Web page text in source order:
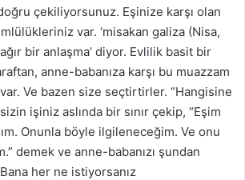
çekiliyorsunuz. Eşinize karşı olan
var. ‘misakan galiza (Nisa,
bir anlaşma’ diyor. Evlilik basit bir
anne-babanıza karşı bu muazzam
Ve bazen size seçtirtirler. “Hangisine
işiniz aslında bir sınır çekip, “Eşim
Onunla böyle ilgileneceğim. Ve onu
demek ve anne-babanızı şundan
her ne istiyorsanız